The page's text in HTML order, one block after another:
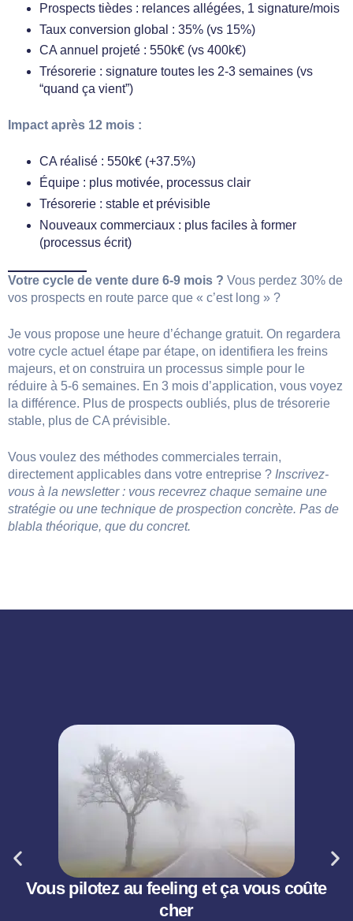
Prospects tièdes : relances allégées, 1 signature/mois
Taux conversion global : 35% (vs 15%)
CA annuel projeté : 550k€ (vs 400k€)
Trésorerie : signature toutes les 2-3 semaines (vs
“quand ça vient”)
Impact après 12 mois :
CA réalisé : 550k€ (+37.5%)
Équipe : plus motivée, processus clair
Trésorerie : stable et prévisible
Nouveaux commerciaux : plus faciles à former
(processus écrit)
Votre cycle de vente dure 6-9 mois ? Vous perdez 30% de
vos prospects en route parce que « c’est long » ?
Je vous propose une heure d’échange gratuit. On regardera
votre cycle actuel étape par étape, on identifiera les freins
majeurs, et on construira un processus simple pour le
réduire à 5-6 semaines. En 3 mois d’application, vous voyez
la différence. Plus de prospects oubliés, plus de trésorerie
stable, plus de CA prévisible.
Vous voulez des méthodes commerciales terrain,
directement applicables dans votre entreprise ? Inscrivez-
vous à la newsletter : vous recevrez chaque semaine une
stratégie ou une technique de prospection concrète. Pas de
blabla théorique, que du concret.
Vous pilotez au feeling et ça vous coûte
cher